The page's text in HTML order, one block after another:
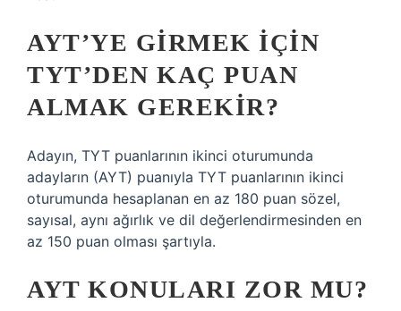
AYT’YE GIRMEK IÇIN
TYT’DEN KAÇ PUAN
ALMAK GEREKIR?
Adayın, TYT puanlarının ikinci oturumunda
adayların (AYT) puanıyla TYT puanlarının ikinci
oturumunda hesaplanan en az 180 puan sözel,
sayısal, aynı ağırlık ve dil değerlendirmesinden en
az 150 puan olması şartıyla.
AYT KONULARI ZOR MU?